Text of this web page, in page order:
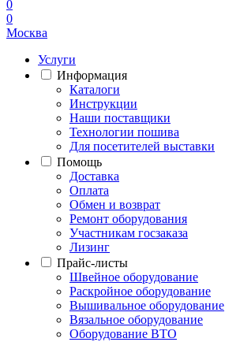
0
0
Москва
Услуги
Информация
Каталоги
Инструкции
Наши поставщики
Технологии пошива
Для посетителей выставки
Помощь
Доставка
Оплата
Обмен и возврат
Ремонт оборудования
Участникам госзаказа
Лизинг
Прайс-листы
Швейное оборудование
Раскройное оборудование
Вышивальное оборудование
Вязальное оборудование
Оборудование ВТО